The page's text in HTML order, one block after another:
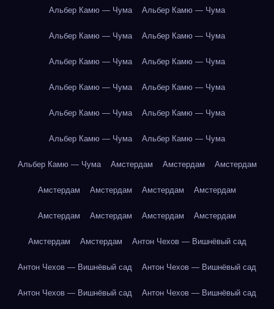
Альбер Камю — Чума Альбер Камю — Чума
Альбер Камю — Чума Альбер Камю — Чума
Альбер Камю — Чума Альбер Камю — Чума
Альбер Камю — Чума Альбер Камю — Чума
Альбер Камю — Чума Альбер Камю — Чума
Альбер Камю — Чума Альбер Камю — Чума
Альбер Камю — Чума Амстердам Амстердам Амстердам
Амстердам Амстердам Амстердам Амстердам
Амстердам Амстердам Амстердам Амстердам
Амстердам Амстердам Антон Чехов — Вишнёвый сад
Антон Чехов — Вишнёвый сад Антон Чехов — Вишнёвый сад
Антон Чехов — Вишнёвый сад Антон Чехов — Вишнёвый сад